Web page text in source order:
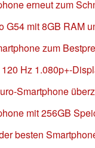
erneut zum
G54 mit 8GB RAM
zum
Hz 1.080p+-
Smartphone
mit 256GB
besten